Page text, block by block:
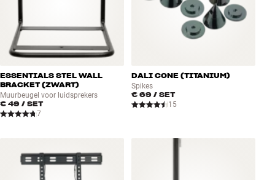
ESSENTIALS STEL WALL
BRACKET (ZWART)
Muurbeugel voor luidsprekers
€ 49 / SET
7
DALI CONE (TITANIUM)
Spikes
€ 69 / SET
15